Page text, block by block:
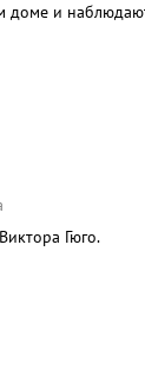
доме и
Гюго.